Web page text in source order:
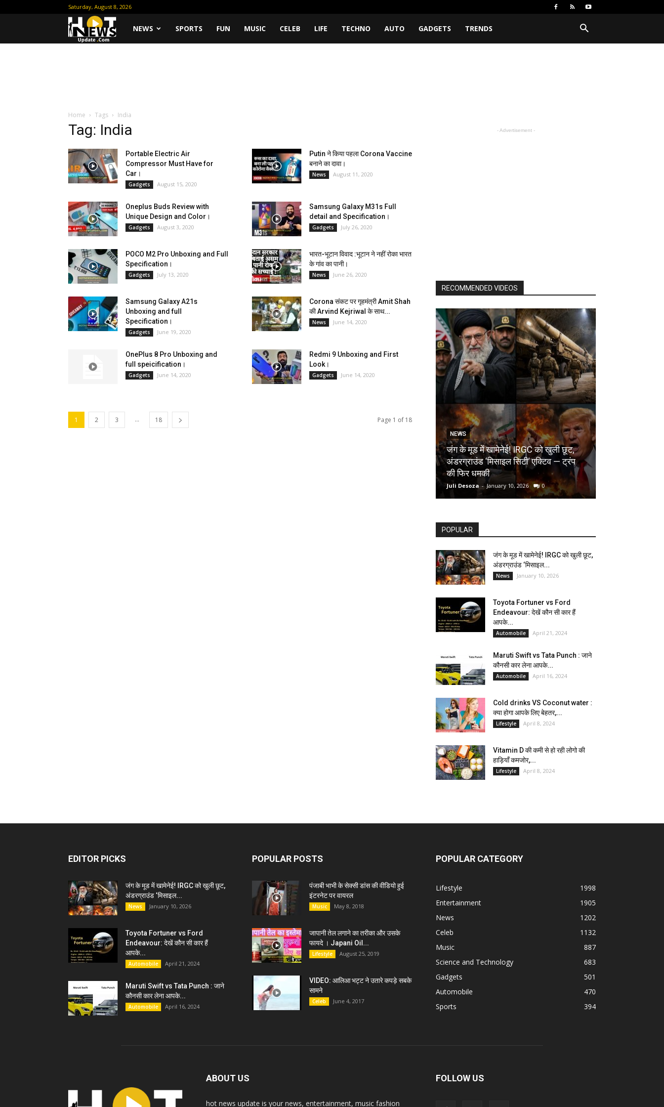
Saturday, August 8, 2026
HotNEWS SPORTS FUN MUSIC CELEB LIFE TECHNO AUTO GADGETS TRENDS
Home Tags India
Tag: India
Portable Electric Air
Compressor Must Have for
Car।
Gadgets August 15, 2020
Putin ने किया पहला Corona Vaccine
बनाने का दावा।
News August 11, 2020
Oneplus Buds Review with
Unique Design and Color।
Gadgets August 3, 2020
Samsung Galaxy M31s Full
detail and Specification।
Gadgets July 26, 2020
POCO M2 Pro Unboxing and Full
Specification।
Gadgets July 13, 2020
भारत-भूटान विवाद :भूटान ने नहीं रोका भारत
के गांव का पानी।
News June 26, 2020
Samsung Galaxy A21s
Unboxing and full
Specification।
Gadgets June 19, 2020
Corona संकट पर गृहमंत्री Amit Shah
की Arvind Kejriwal के साथ...
News June 14, 2020
OnePlus 8 Pro Unboxing and
full speicification।
Gadgets June 14, 2020
Redmi 9 Unboxing and First
Look।
Gadgets June 14, 2020
1 2 3 ... 18 Page 1 of 18
- Advertisement -
RECOMMENDED VIDEOS
NEWS
जंग के मूड में खामेनेई! IRGC को खुली छूट,
अंडरग्राउंड ‘मिसाइल सिटी’ एक्टिव — ट्रंप
की फिर धमकी
Juli Desoza - January 10, 2026 0
POPULAR
जंग के मूड में खामेनेई! IRGC को खुली छूट,
अंडरग्राउंड ‘मिसाइल...
News January 10, 2026
Toyota Fortuner vs Ford
Endeavour: देखें कौन सी कार हैं
आपके...
Automobile April 21, 2024
Maruti Swift vs Tata Punch : जाने
कौनसी कार लेना आपके...
Automobile April 16, 2024
Cold drinks VS Coconut water :
क्या होगा आपके लिए बेहतर,...
Lifestyle April 8, 2024
Vitamin D की कमी से हो रही लोगो की
हाड़ियाँ कमजोर,...
Lifestyle April 8, 2024
EDITOR PICKS
जंग के मूड में खामेनेई! IRGC को खुली छूट,
अंडरग्राउंड ‘मिसाइल...
News January 10, 2026
Toyota Fortuner vs Ford
Endeavour: देखें कौन सी कार हैं
आपके...
Automobile April 21, 2024
Maruti Swift vs Tata Punch : जाने
कौनसी कार लेना आपके...
Automobile April 16, 2024
POPULAR POSTS
पंजाबी भाभी के सेक्सी डांस की वीडियो हुई
इंटरनेट पर वायरल
Music May 8, 2018
जापानी तेल लगाने का तरीका और उसके
फायदे । Japani Oil...
Lifestyle August 25, 2019
VIDEO: आलिआ भट्ट ने उतारे कपड़े सबके
सामने
Celeb June 4, 2017
POPULAR CATEGORY
Lifestyle
1998
Entertainment
1905
News
1202
Celeb
1132
Music
887
Science and Technology
683
Gadgets
501
Automobile
470
Sports
394
ABOUT US
hot news update is your news, entertainment, music fashion
FOLLOW US